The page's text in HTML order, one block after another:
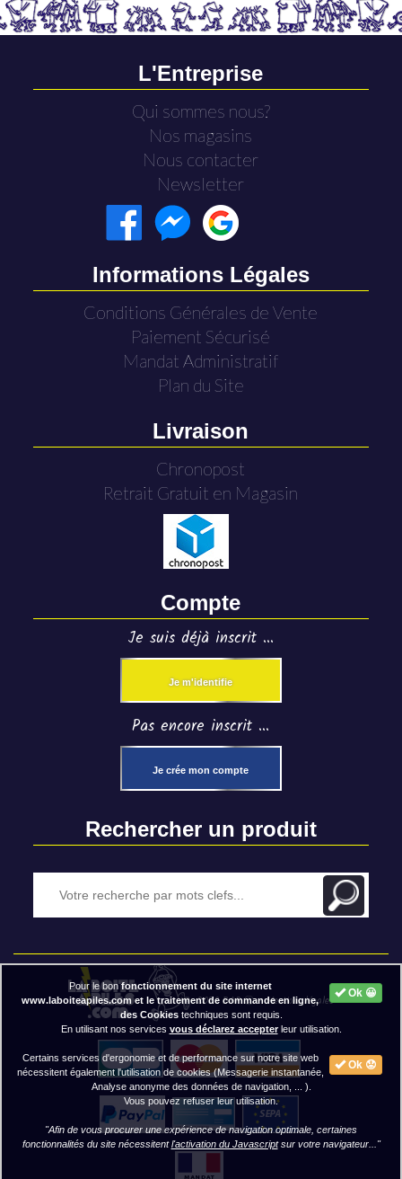
L'Entreprise
Qui sommes nous?
Nos magasins
Nous contacter
Newsletter
Informations Légales
Conditions Générales de Vente
Paiement Sécurisé
Mandat Administratif
Plan du Site
Livraison
Chronopost
Retrait Gratuit en Magasin
Compte
Je suis déjà inscrit ...
Je m'identifie
Pas encore inscrit ...
Je crée mon compte
Rechercher un produit
2020 BAP ⓒ - Mentions légales
Ok 😀
Pour le bonfonctionnement du site internet
www.laboiteapiles.com et le traitement de commande en ligne,
des Cookiestechniques sont requis.
En utilisant nos services vous déclarez accepterleur utilisation.
Ok 😟
Certains services d'ergonomie et de performance sur notre site web
nécessitent également l'utilisation de cookies (Messagerie instantanée,
Analyse anonyme des données de navigation, ... ).
Vous pouvez refuser leur utilisation.
"Afin de vous procurer une expérience de navigation optimale, certaines
fonctionnalités du site nécessitentl'activation du Javascriptsur votre navigateur..."